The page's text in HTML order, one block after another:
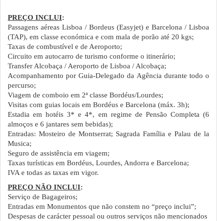
PREÇO INCLUI:
Passagens aéreas Lisboa / Bordeus (Easyjet) e Barcelona / Lisboa
(TAP), em classe económica e com mala de porão até 20 kgs;
Taxas de combustível e de Aeroporto;
Circuito em autocarro de turismo conforme o itinerário;
Transfer Alcobaça / Aeroporto de Lisboa / Alcobaça;
Acompanhamento por Guia-Delegado da Agência durante todo o
percurso;
Viagem de comboio em 2ª classe Bordéus/Lourdes;
Visitas com guias locais em Bordéus e Barcelona (máx. 3h);
Estadia em hotéis 3* e 4*, em regime de Pensão Completa (6
almoços e 6 jantares sem bebidas);
Entradas: Mosteiro de Montserrat; Sagrada Família e Palau de la
Musica;
Seguro de assistência em viagem;
Taxas turísticas em Bordéus, Lourdes, Andorra e Barcelona;
IVA e todas as taxas em vigor.
PREÇO NÃO INCLUI:
Serviço de Bagageiros;
Entradas em Monumentos que não constem no “preço inclui”;
Despesas de carácter pessoal ou outros serviços não mencionados